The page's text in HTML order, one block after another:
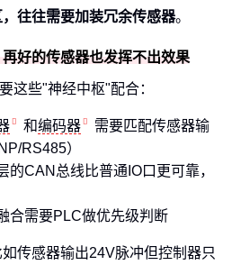
往往需要加装冗余传感器。
好的传感器也发挥不出效果
这些"神经中枢"配合：
和编码器
需要匹配传感器输
RS485）
的CAN总线比普通IO口更可靠，
合需要PLC做优先级判断
如传感器输出24V脉冲但控制器只